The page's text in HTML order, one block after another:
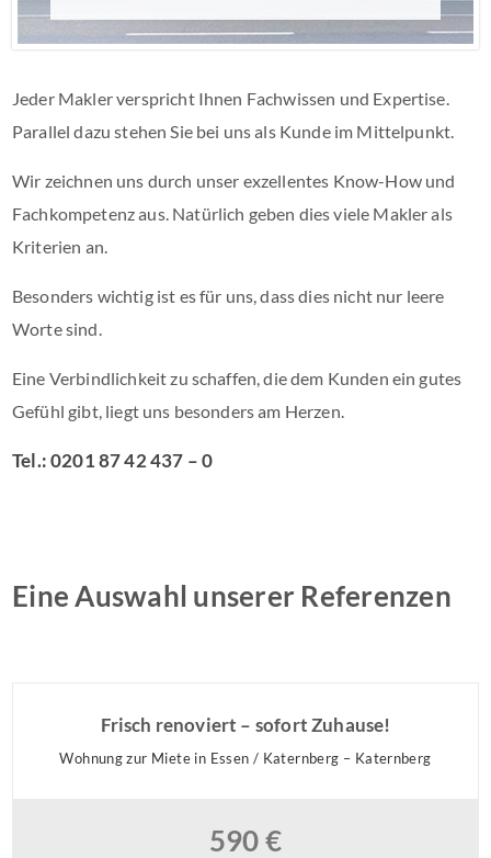
Jeder Makler verspricht Ihnen Fachwissen und Expertise.
Parallel dazu stehen Sie bei uns als Kunde im Mittelpunkt.
Wir zeichnen uns durch unser exzellentes Know-How und
Fachkompetenz aus. Natürlich geben dies viele Makler als
Kriterien an.
Besonders wichtig ist es für uns, dass dies nicht nur leere
Worte sind.
Eine Verbindlichkeit zu schaffen, die dem Kunden ein gutes
Gefühl gibt, liegt uns besonders am Herzen.
Tel.: 0201 87 42 437 – 0
Eine Auswahl unserer Referenzen
Frisch renoviert – sofort Zuhause!
Wohnung zur Miete in Essen / Katernberg – Katernberg
590 €